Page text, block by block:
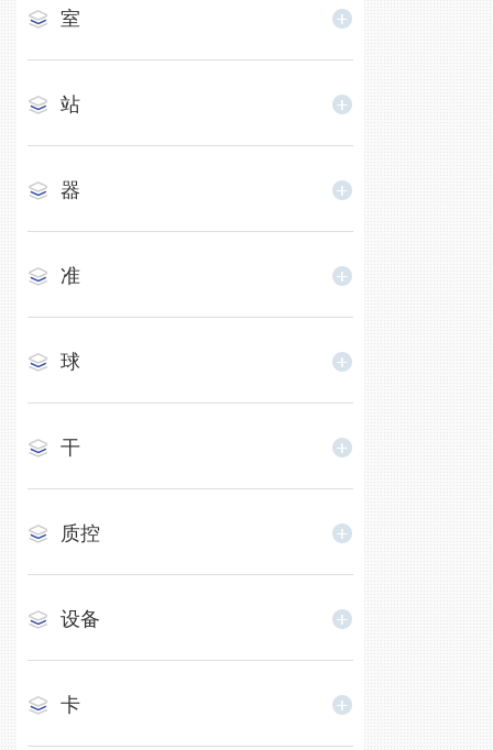
室
站
器
准
球
干
质控
设备
卡